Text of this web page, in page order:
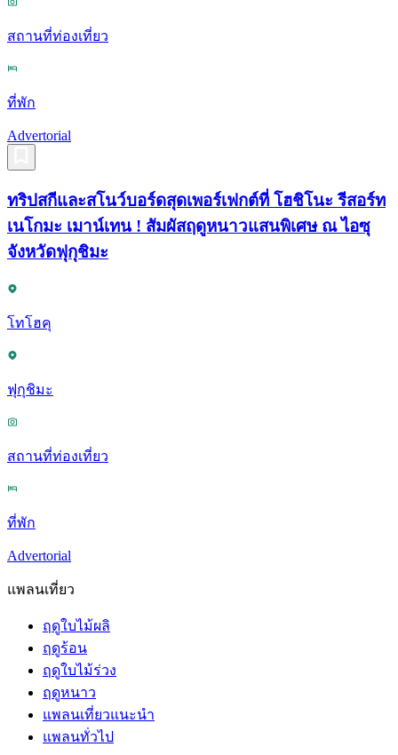
สถานที่ท่องเที่ยว
ที่พัก
Advertorial
ทริปสกีและสโนว์บอร์ดสุดเพอร์เฟกต์ที่ โฮชิโนะ รีสอร์ท
เนโกมะ เมาน์เทน ! สัมผัสฤดูหนาวแสนพิเศษ ณ ไอซุ
จังหวัดฟุกุชิมะ
โทโฮคุ
ฟุกุชิมะ
สถานที่ท่องเที่ยว
ที่พัก
Advertorial
แพลนเที่ยว
ฤดูใบไม้ผลิ
ฤดูร้อน
ฤดูใบไม้ร่วง
ฤดูหนาว
แพลนเที่ยวแนะนำ
แพลนทั่วไป